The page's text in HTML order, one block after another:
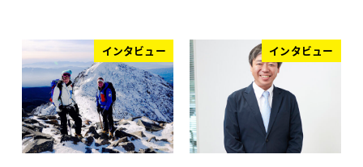
インタビュー インタビュー